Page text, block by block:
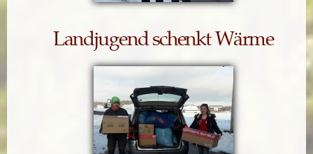
Landjugend schenkt Wärme